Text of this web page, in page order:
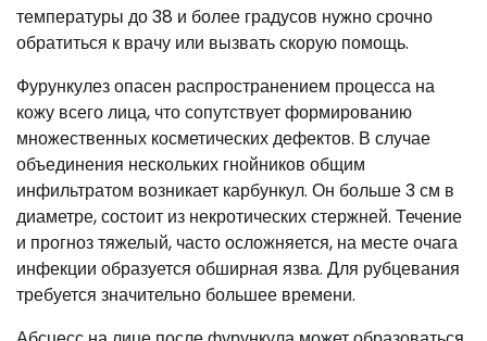
температуры до 38 и более градусов нужно срочно
обратиться к врачу или вызвать скорую помощь.
Фурункулез опасен распространением процесса на
кожу всего лица, что сопутствует формированию
множественных косметических дефектов. В случае
объединения нескольких гнойников общим
инфильтратом возникает карбункул. Он больше 3 см в
диаметре, состоит из некротических стержней. Течение
и прогноз тяжелый, часто осложняется, на месте очага
инфекции образуется обширная язва. Для рубцевания
требуется значительно большее времени.